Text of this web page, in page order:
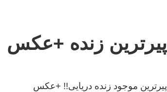
پیرترین زنده +عکس
پیرترین موجود زنده دریایی!! +عکس